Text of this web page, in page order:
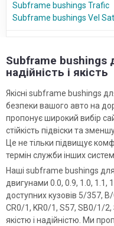
Subframe bushings Trafic
Subframe bushings Vel
Subframe bushings
надійність і якість
Якісні subframe bushings
безпеки вашого авто на
пропонує широкий вибір
стійкість підвіски та
Це не тільки підвищує
термін служби інших
Наші subframe bushings для
двигунами 0.0, 0.9, 1.0, 1.1,
доступних кузовів 5/357,
CR0/1, KR0/1, S57, SB0/1/2,
якістю і надійністю. Ми